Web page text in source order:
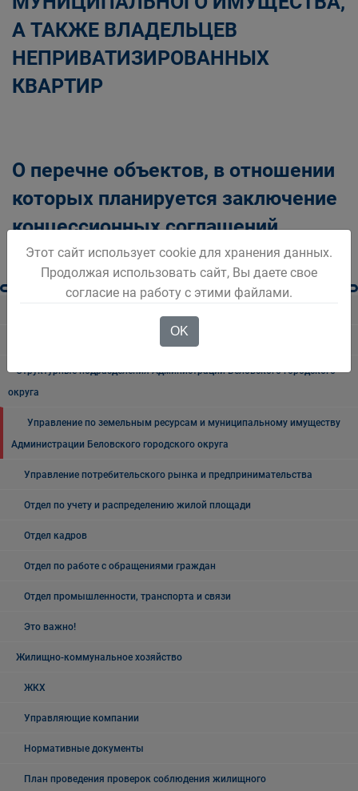
А ТАКЖЕ ВЛАДЕЛЬЦЕВ
НЕПРИВАТИЗИРОВАННЫХ
КВАРТИР
О перечне объектов, в отношении
которых планируется заключение
концессионных соглашений
Структурные подразделения Администрации Беловского городского
округа
Управление по земельным ресурсам и муниципальному имуществу
Администрации Беловского городского округа
Управление потребительского рынка и предпринимательства
Отдел по учету и распределению жилой площади
Отдел кадров
Отдел по работе с обращениями граждан
Отдел промышленности, транспорта и связи
Это важно!
Жилищно-коммунальное хозяйство
ЖКХ
Управляющие компании
Нормативные документы
План проведения проверок соблюдения жилищного
Этот сайт использует cookie для хранения данных.
Продолжая использовать сайт, Вы даете свое
согласие на работу с этими файлами.
OK